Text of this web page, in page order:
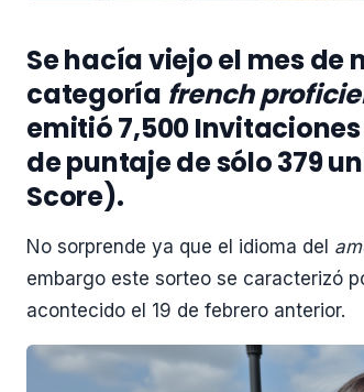
Se hacía viejo el mes de
categoría french
emitió 7,500
de puntaje de sólo 379
Score).
No sorprende ya que el idioma del
embargo este sorteo se caracterizó
acontecido el 19 de febrero anterior.